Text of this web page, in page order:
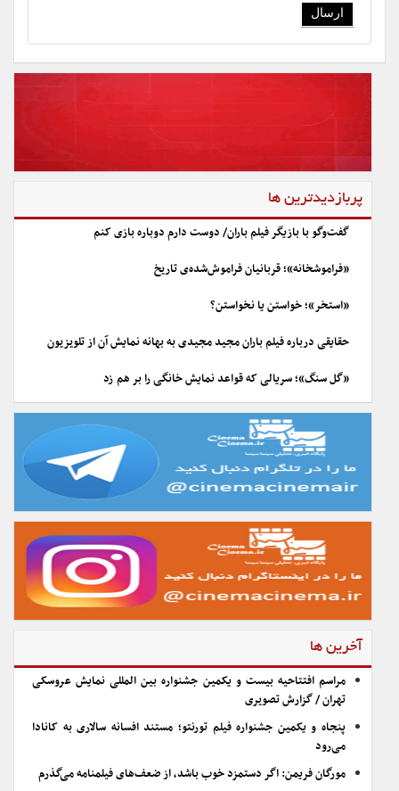
پربازدیدترین ها
گفت‌وگو با بازیگر فیلم باران/ دوست دارم دوباره بازی کنم
«فراموشخانه»؛ قربانیان فراموش‌شده‌ی تاریخ
«استخر»؛ خواستن یا نخواستن؟
حقایقی درباره فیلم باران مجید مجیدی به بهانه نمایش آن از تلویزیون
«گل سنگ»؛ سریالی که قواعد نمایش خانگی را بر هم زد
آخرین ها
مراسم افتتاحیه بیست و یکمین جشنواره بین المللی نمایش عروسکی
تهران / گزارش تصویری
پنجاه و یکمین جشنواره فیلم تورنتو؛ مستند افسانه سالاری به کانادا
می‌رود
مورگان فریمن: اگر دستمزد خوب باشد، از ضعف‌های فیلمنامه می‌گذرم